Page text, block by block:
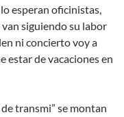
esperan oficinistas,
siguiendo su labor
ni concierto voy a
estar de vacaciones en
transmi” se montan